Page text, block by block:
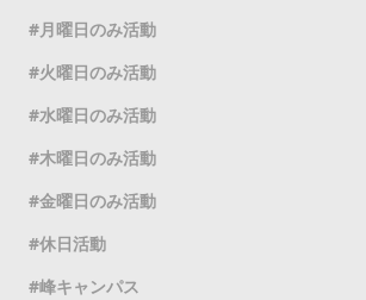
月曜日のみ活動
火曜日のみ活動
水曜日のみ活動
木曜日のみ活動
金曜日のみ活動
休日活動
峰キャンパス